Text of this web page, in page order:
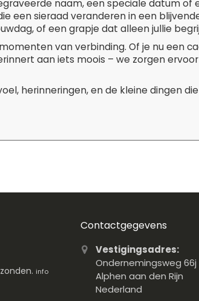
naam, een speciale datum of
een sieraad veranderen in een
of een grapje dat alleen jullie
van verbinding. Of je nu een
aan iets moois – we zorgen
herinneringen, en de kleine dingen
info
Contactgegevens
Vestigingsadres:
Ondernemingsweg 66j
Alphen aan den Rijn
Nederland